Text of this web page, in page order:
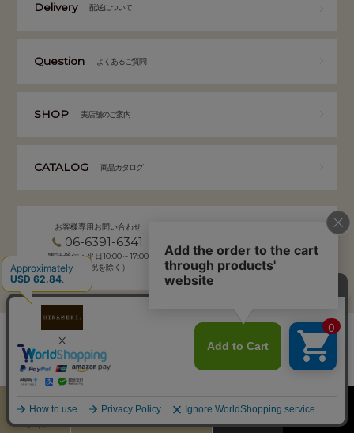
Delivery 配送について
Question よくあるご質問
SHOP 実店舗のご案内
CATALOG 商品カタログ
お客様専用お問い合わせ
06-6391-6341
電話受付：平日10:00～17:00
（土日祝を除く）
24時間受付
弊社から返信がないお客様へ
〒532-0004 大阪市淀川区西宮原2-7-50 YSサクラビル B1F
株式会社サクラ衣料 HIRAMEKI.事業部
個人情報の取り扱いについて｜会社概要
ログイン